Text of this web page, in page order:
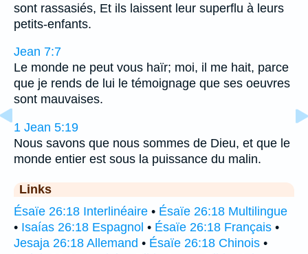
sont rassasiés, Et ils laissent leur superflu à leurs
petits-enfants.
Jean 7:7
Le monde ne peut vous haïr; moi, il me hait, parce
que je rends de lui le témoignage que ses oeuvres
sont mauvaises.
1 Jean 5:19
Nous savons que nous sommes de Dieu, et que le
monde entier est sous la puissance du malin.
Links
Ésaïe 26:18 Interlinéaire • Ésaïe 26:18 Multilingue
• Isaías 26:18 Espagnol • Ésaïe 26:18 Français •
Jesaja 26:18 Allemand • Ésaïe 26:18 Chinois •